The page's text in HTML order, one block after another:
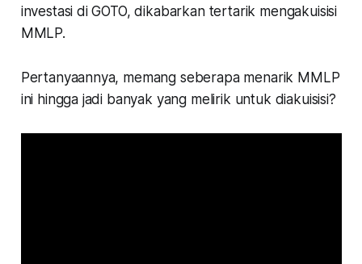
investasi di GOTO, dikabarkan tertarik mengakuisisi
MMLP.
Pertanyaannya, memang seberapa menarik MMLP
ini hingga jadi banyak yang melirik untuk diakuisisi?